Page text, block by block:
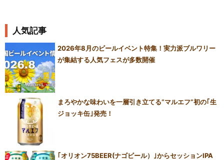
人気記事
2026年8月のビールイベント特集！実力派ブルワリー
が集結する人気フェスが多数開催
まろやかな味わいを一層引き立てる“マルエフ”初の｢生
ジョッキ缶｣発売！
｢オリオン75BEER(ナゴビール）｣からセッションIPA